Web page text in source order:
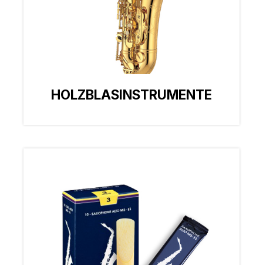
HOLZBLASINSTRUMENTE